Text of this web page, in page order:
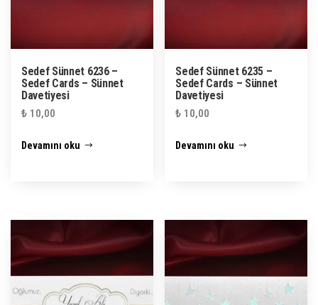
Sedef Sünnet 6236 –
Sedef Cards – Sünnet
Davetiyesi
₺ 10,00
Devamını oku
Sedef Sünnet 6235 –
Sedef Cards – Sünnet
Davetiyesi
₺ 10,00
Devamını oku